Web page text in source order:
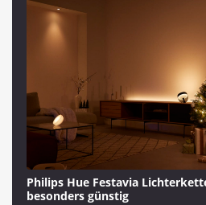
Philips Hue Festavia
besonders günstig